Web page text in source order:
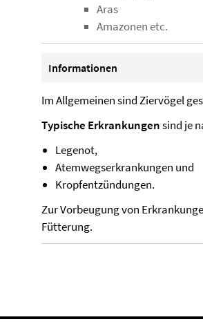
Aras
Amazonen etc.
Informationen
Im Allgemeinen sind Ziervögel
Typische Erkrankungensind je
Legenot,
Atemwegserkrankungen und
Kropfentzündungen.
Zur Vorbeugung von
Fütterung.